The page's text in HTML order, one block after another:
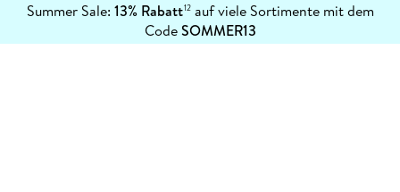
Summer Sale: 13% Rabatt12auf viele Sortimente mit dem
CodeSOMMER13
erfahren